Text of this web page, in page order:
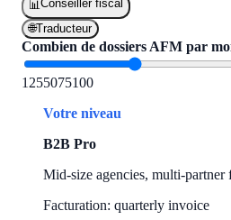
📊Conseiller fiscal
🌐Traducteur
Combien de dossiers AFM par
1 255075100
Votre niveau
B2B Pro
Mid-size agencies, multi-partner
Facturation: quarterly invoice